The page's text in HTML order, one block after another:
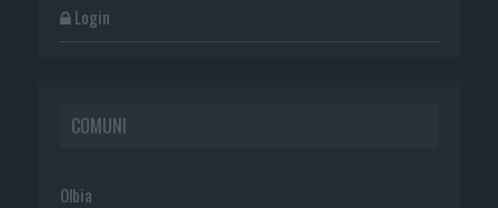
Login
COMUNI
Olbia